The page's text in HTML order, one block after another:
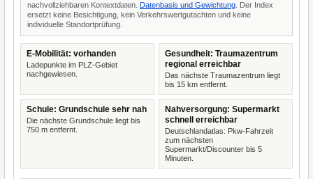
nachvollziehbaren Kontextdaten. Datenbasis und Gewichtung . Der Index
ersetzt keine Besichtigung, kein Verkehrswertgutachten und keine
individuelle Standortprüfung.
E-Mobilität: vorhanden
Ladepunkte im PLZ-Gebiet
nachgewiesen.
Gesundheit: Traumazentrum
regional erreichbar
Das nächste Traumazentrum liegt
bis 15 km entfernt.
Schule: Grundschule sehr nah
Die nächste Grundschule liegt bis
750 m entfernt.
Nahversorgung: Supermarkt
schnell erreichbar
Deutschlandatlas: Pkw-Fahrzeit
zum nächsten
Supermarkt/Discounter bis 5
Minuten.